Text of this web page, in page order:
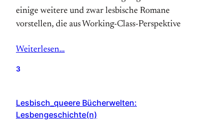
einige weitere und zwar lesbische Romane
vorstellen, die aus Working-Class-Perspektive
Weiterlesen…
3
Lesbisch_queere Bücherwelten:
Lesbengeschichte(n)